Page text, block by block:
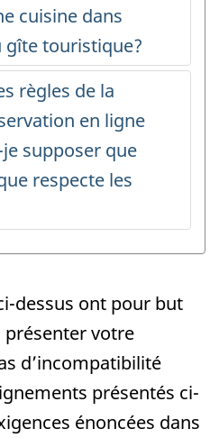
dessus ont pour but
présenter votre
d’incompatibilité
présentés ci-
énoncées dans